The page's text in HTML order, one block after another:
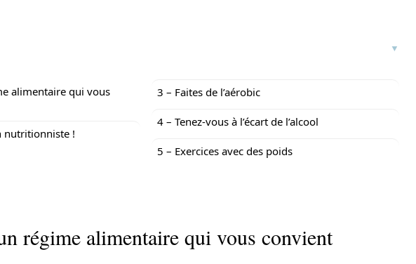
alimentaire qui vous
nutritionniste !
3 – Faites de l’aérobic
4 – Tenez-vous à l’écart de l’alcool
5 – Exercices avec des poids
régime alimentaire qui vous convient